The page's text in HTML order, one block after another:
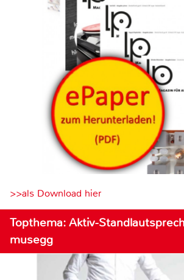
>>als Download hier
Topthema: Aktiv-
musegg